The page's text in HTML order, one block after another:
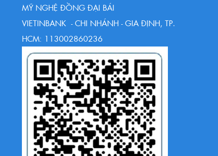
MỸ NGHỆ ĐỒNG ĐẠI BÁI
VIETINBANK - CHI NHÁNH - GIA ĐỊNH, TP.
HCM: 113002860236